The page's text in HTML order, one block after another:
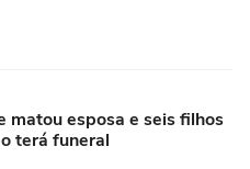
matou esposa e seis filhos
terá funeral